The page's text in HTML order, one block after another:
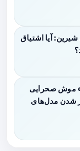
آیا اشتیاق
موش صحرایی
شدن مدل‌های